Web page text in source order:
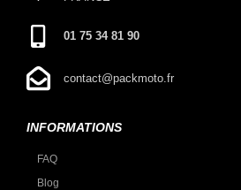
01 75 34 81 90
contact@packmoto.fr
INFORMATIONS
FAQ
Blog